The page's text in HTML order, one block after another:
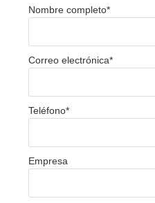
Nombre completo*
Correo electrónica*
Teléfono*
Empresa